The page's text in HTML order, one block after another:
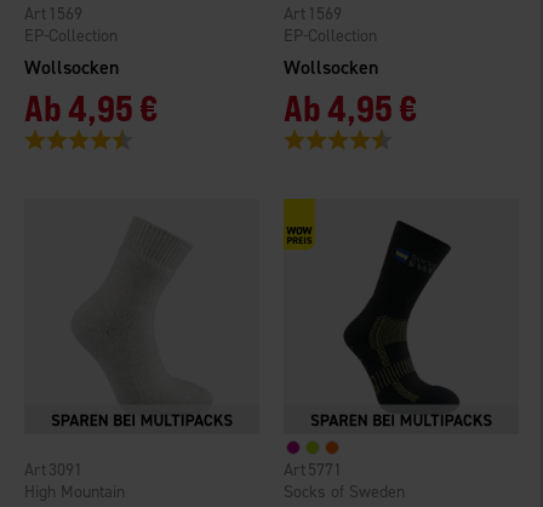
Wollsocken
EP-Collection
1569
Ab4,95 €
Bewertung:
Wollsocken
EP-Collection
1569
Ab4,95 €
Bewertung:
High Mountain
3091
Socks of Sweden
5771